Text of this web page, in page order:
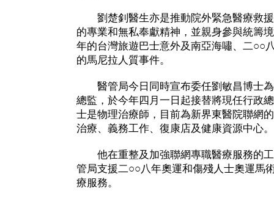
劉楚釗醫生亦是推動院外緊急醫療救援
的專業和無私奉獻精神，並親身參與統籌
年的台灣旅遊巴士意外及南亞海嘯、二○○
的馬尼拉人質事件。
醫管局今日同時宣布委任劉敏昌博士為
總監，於今年四月一日起接替將現任行政
士是物理治療師，目前為新界東醫院聯網
治療、義務工作、復康店及健康資源中心。
他在重整及加強聯網專職醫療服務的工
管局支援二○○八年奧運和傷殘人士奧運馬
療服務。